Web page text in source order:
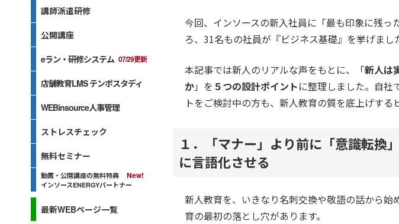
今回、インソースの新入社員に「最も印象に残
ろ、31名もの社員が『ビジネス基礎』を挙げまし
本記事では新人のリアルな声をもとに、「新人は
か」を ５つの設計ポイントに整理しました。自社
トをご検討中の方も、新人教育の質を底上げする
１．「マナー」より前に「意識転換
に言語化させる
新人教育を、いきなり名刺交換や敬語の話から
育の最初の落とし穴があります。
講師派遣研修
公開講座
eラン・研修システム 07/29更新
店舗教育LMS テンポスタディ
WEBinsource人事管理
ストレスチェック
無料セミナー
動画・公開講座の無料特典
インソースENERGYパートナー
最新WEBページ一覧